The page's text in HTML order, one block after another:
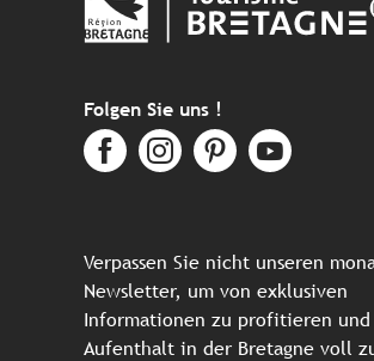
Folgen Sie uns !
Verpassen Sie nicht unseren
Newsletter, um von exklusiven
Informationen zu profitieren und
Aufenthalt in der Bretagne voll